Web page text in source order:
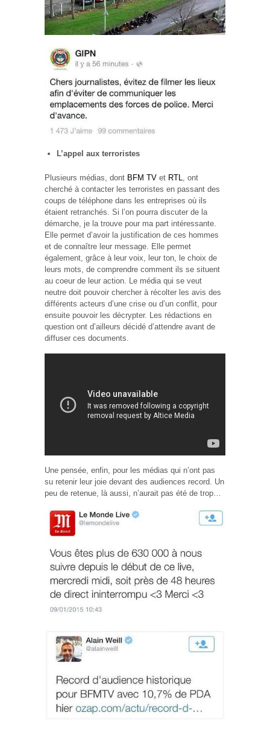
L’appel aux terroristes
Plusieurs médias, dont BFM TV et RTL, ont
cherché à contacter les terroristes en passant des
coups de téléphone dans les entreprises où ils
étaient retranchés. Si l’on pourra discuter de la
démarche, je la trouve pour ma part intéressante.
Elle permet d’avoir la justification de ces hommes
et de connaître leur message. Elle permet
également, grâce à leur voix, leur ton, le choix de
leurs mots, de comprendre comment ils se situent
au coeur de leur action. Le média qui se veut
neutre doit pouvoir chercher à récolter les avis des
différents acteurs d’une crise ou d’un conflit, pour
ensuite pouvoir les décrypter. Les rédactions en
question ont d’ailleurs décidé d’attendre avant de
diffuser ces documents.
Une pensée, enfin, pour les médias qui n’ont pas
su retenir leur joie devant des audiences record. Un
peu de retenue, là aussi, n’aurait pas été de trop…